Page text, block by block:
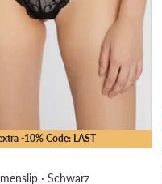
-10% Code: LAST
· Schwarz